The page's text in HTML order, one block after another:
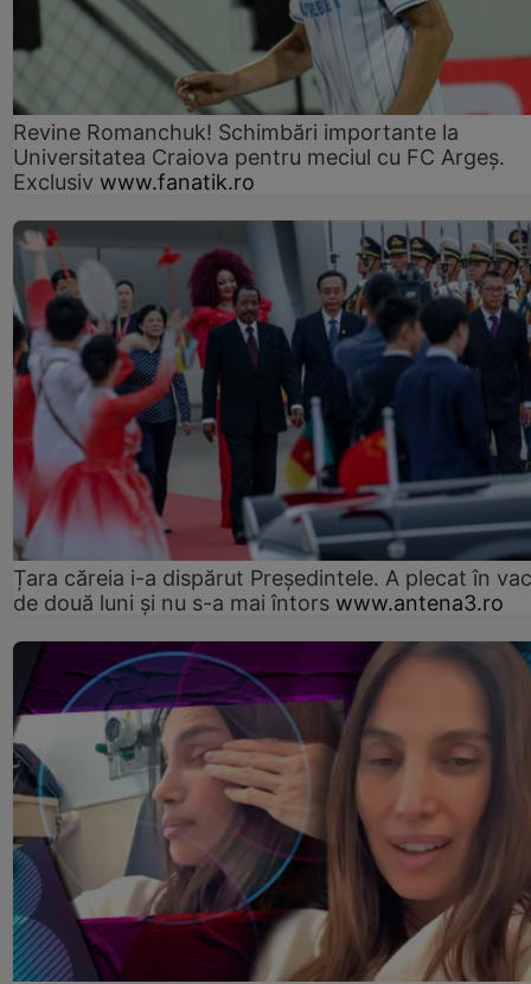
Revine Romanchuk! Schimbări importante la
Universitatea Craiova pentru meciul cu FC Argeş.
Exclusiv www.fanatik.ro
Țara căreia i-a dispărut Președintele. A plecat în
de două luni și nu s-a mai întors www.antena3.ro